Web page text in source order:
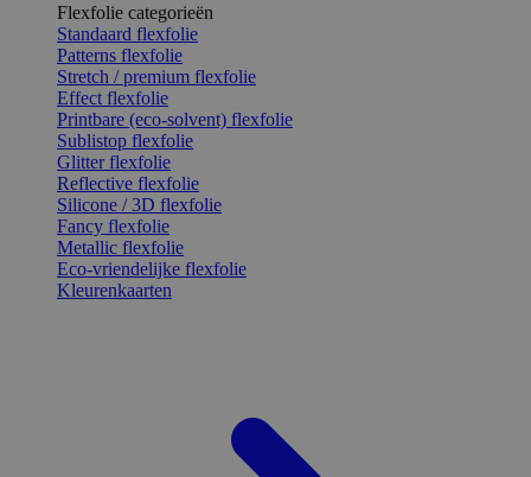
Flexfolie categorieën
Standaard flexfolie
Patterns flexfolie
Stretch / premium flexfolie
Effect flexfolie
Printbare (eco-solvent) flexfolie
Sublistop flexfolie
Glitter flexfolie
Reflective flexfolie
Silicone / 3D flexfolie
Fancy flexfolie
Metallic flexfolie
Eco-vriendelijke flexfolie
Kleurenkaarten